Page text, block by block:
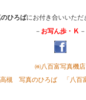
ひろばにお付き合いいただ
－ お写ん歩・ Ｋ －
㈱八百富写真機店
高槻 写真のひろば 「八百